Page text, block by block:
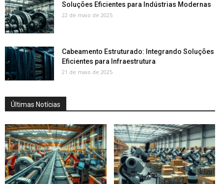
Soluções Eficientes para Indústrias Modernas
22 de maio de 2025
Cabeamento Estruturado: Integrando Soluções
Eficientes para Infraestrutura
21 de maio de 2025
Últimas Notícias